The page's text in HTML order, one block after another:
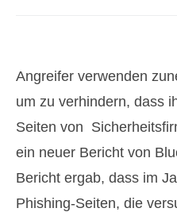
Angreifer verwenden
um zu verhindern, dass
Seiten von
ein neuer Bericht von
Bericht ergab, dass im
Phishing-Seiten, die